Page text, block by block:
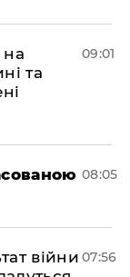
на
та
09:01
08:05
війни 07:56